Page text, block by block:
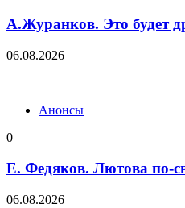
А.Журанков. Это будет
06.08.2026
Анонсы
0
Е. Федяков. Лютова по-
06.08.2026